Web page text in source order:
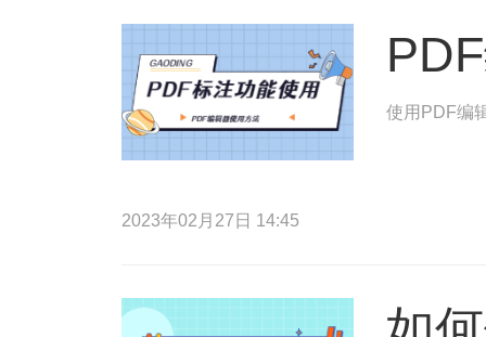
使用PDF编
2023年02月27日 14:45